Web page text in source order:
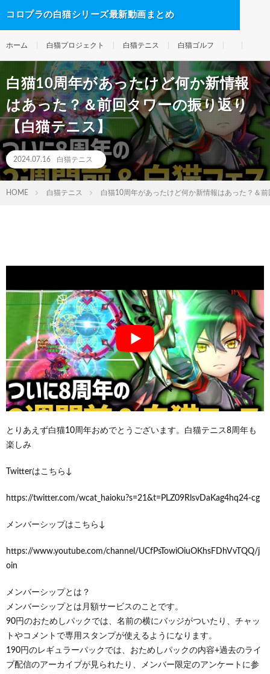
コロプラの白猫シリーズ最新動画まとめ
ホーム 白猫プロジェクト 白猫テニス 白猫ゴルフ
白猫10周年があったけど何か新情報
はあった？＆前回タワーの振り返り
【白猫テニス】
2024.07.16 白猫テニス
HOME 白猫テニス 白猫10周年があったけど何か新情報はあった？＆
とりあえず白猫10周年おめでとうございます。白猫テニス8周年も
楽しみ
Twitterはこちら↓
https://twitter.com/wcat_haioku?s=21&t=PLZ09RlsvDaKag4hq24-cg
メンバーシップはこちら↓
https://www.youtube.com/channel/UCfPsTowiOiuOKhsFDhVvTQQ/j
oin
メンバーシップとは？
メンバーシップとは月額サービスのことです。
90円のおためしパックでは、名前の横にバッジがついたり、チャッ
トやコメントで専用スタンプが使えるようになります。
190円のレギュラーパックでは、おためしパックの内容+過去のライ
ブ配信のアーカイブが見られたり、メンバー限定のアンケートに参